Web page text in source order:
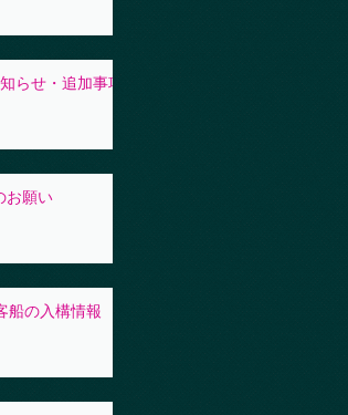
らせ・追加事項
お願い
船の入構情報